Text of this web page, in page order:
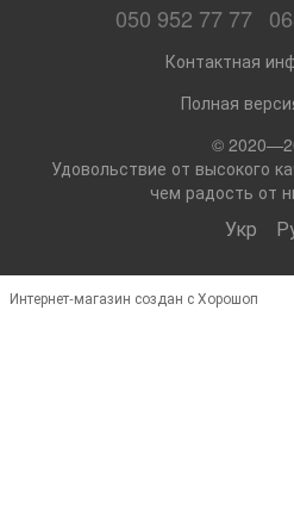
050 952 77 77
Контактная
Полная
©
Удовольствие от высокого
чем радость от
Укр
Интернет-магазин создан с Хорошоп